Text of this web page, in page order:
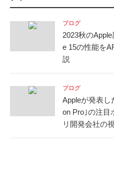
ブログ
2023秋の
e 15の性能を
説
ブログ
Appleが発表し
on Pro｣の注目
リ開発会社の